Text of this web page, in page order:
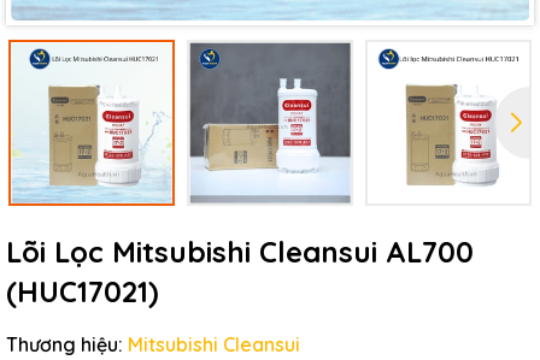
Lõi Lọc Mitsubishi Cleansui AL700
(HUC17021)
Thương hiệu: Mitsubishi Cleansui
Mã giảm giá:
Ngày hết hạn:
Điều kiện: